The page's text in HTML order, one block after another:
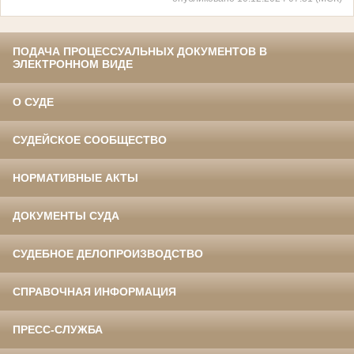
ПОДАЧА ПРОЦЕССУАЛЬНЫХ ДОКУМЕНТОВ В
ЭЛЕКТРОННОМ ВИДЕ
О СУДЕ
СУДЕЙСКОЕ СООБЩЕСТВО
НОРМАТИВНЫЕ АКТЫ
ДОКУМЕНТЫ СУДА
СУДЕБНОЕ ДЕЛОПРОИЗВОДСТВО
СПРАВОЧНАЯ ИНФОРМАЦИЯ
ПРЕСС-СЛУЖБА